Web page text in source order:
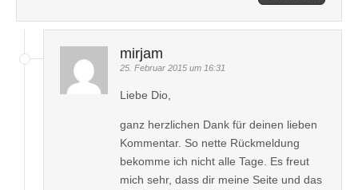
mirjam
25. Februar 2015 um 16:31
Liebe Dio,
ganz herzlichen Dank für deinen lieben
Kommentar. So nette Rückmeldung
bekomme ich nicht alle Tage. Es freut
mich sehr, dass dir meine Seite und das